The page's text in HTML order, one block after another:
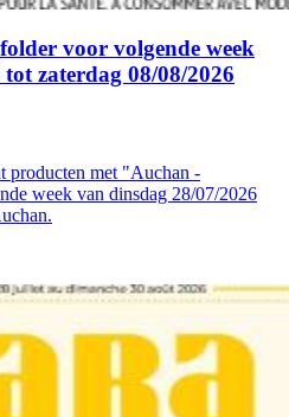
voor volgende week
zaterdag 08/08/2026
producten met "Auchan -
week van dinsdag 28/07/2026